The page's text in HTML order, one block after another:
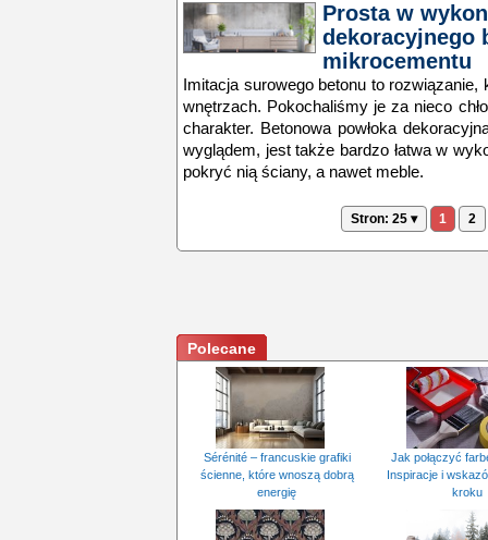
Prosta w
dekoracyjnego
mikrocementu
Imitacja surowego betonu to rozwiązanie,
wnętrzach. Pokochaliśmy je za nieco
charakter. Betonowa powłoka
wyglądem, jest także bardzo łatwa w
pokryć nią ściany, a nawet meble.
Stron: 25 ▾ 1 2
Polecane
Sérénité – francuskie grafiki
ścienne, które wnoszą dobrą
energię
Jak połączyć
Inspiracje i
kroku